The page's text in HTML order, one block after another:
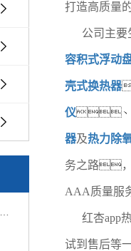
打造高质量
公司主要
容积式浮动
壳式换热器
仪
器及热力除
务之路
AAA质量
红杏
试到售后等